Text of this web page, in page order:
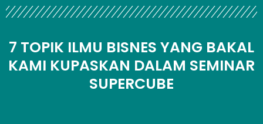
7 TOPIK ILMU BISNES YANG BAKAL
KAMI KUPASKAN DALAM SEMINAR
SUPERCUBE